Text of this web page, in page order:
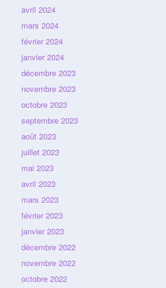
avril 2024
mars 2024
février 2024
janvier 2024
décembre 2023
novembre 2023
octobre 2023
septembre 2023
août 2023
juillet 2023
mai 2023
avril 2023
mars 2023
février 2023
janvier 2023
décembre 2022
novembre 2022
octobre 2022